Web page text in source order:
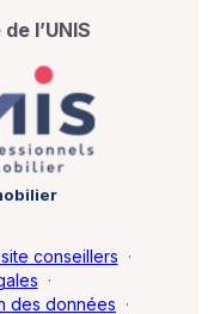
l’UNIS
conseillers ·
·
des données ·